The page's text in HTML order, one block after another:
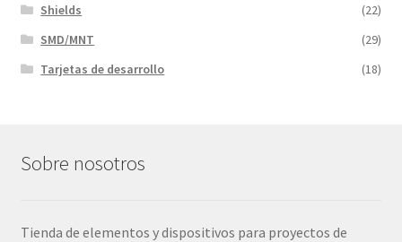
Shields
(22)
SMD/MNT
(29)
Tarjetas de desarrollo
(18)
Sobre nosotros
Tienda de elementos y dispositivos para proyectos de